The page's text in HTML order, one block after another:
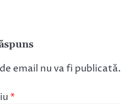
email nu va fi publicată.
*